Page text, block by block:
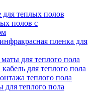
теплых полов
полов с
пленка для
для теплого пола
для теплого пола
теплого пола
для теплого пола